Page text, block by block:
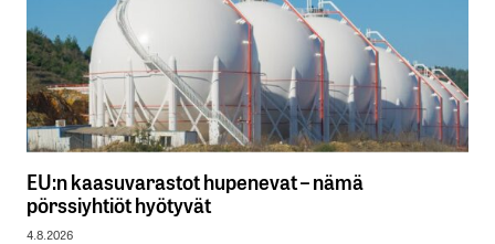
EU:n kaasuvarastot hupenevat – nämä
pörssiyhtiöt hyötyvät
4.8.2026